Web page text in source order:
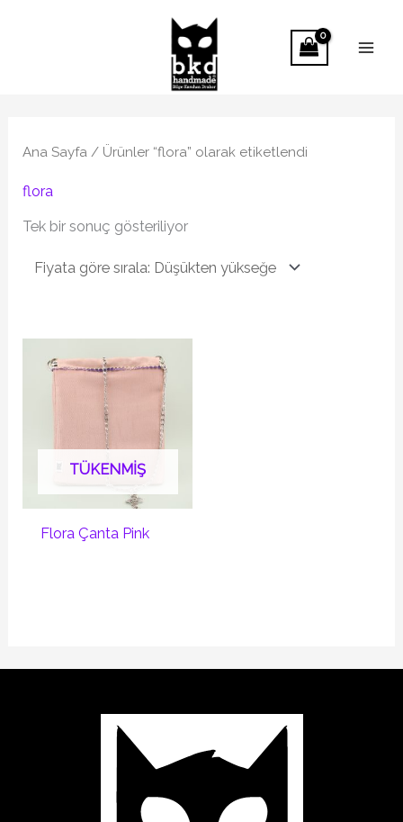
Ana Sayfa / Ürünler “flora” olarak etiketlendi
flora
Tek bir sonuç gösteriliyor
TÜKENMIŞ
Flora Çanta Pink